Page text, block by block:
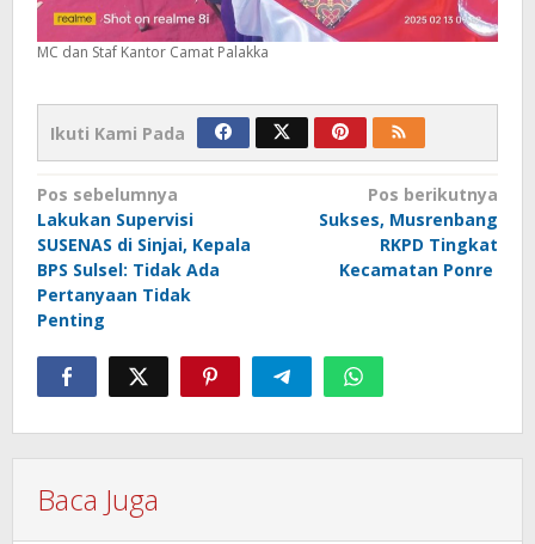
MC dan Staf Kantor Camat Palakka
Ikuti Kami Pada
Navigasi
pos
Pos sebelumnya
Lakukan Supervisi
SUSENAS di Sinjai, Kepala
BPS Sulsel: Tidak Ada
Pertanyaan Tidak
Penting
Pos berikutnya
Sukses, Musrenbang
RKPD Tingkat
Kecamatan Ponre
Baca Juga